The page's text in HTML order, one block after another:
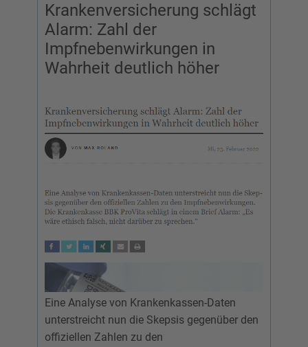
Krankenversicherung schlägt
Alarm: Zahl der
Impfnebenwirkungen in
Wahrheit deutlich höher
Eine Analyse von Krankenkassen-Daten
unterstreicht nun die Skepsis gegenüber den
offiziellen Zahlen zu den